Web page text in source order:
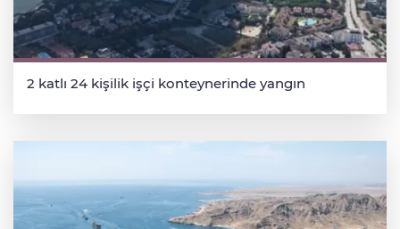
2 katlı 24 kişilik işçi konteynerinde yangın